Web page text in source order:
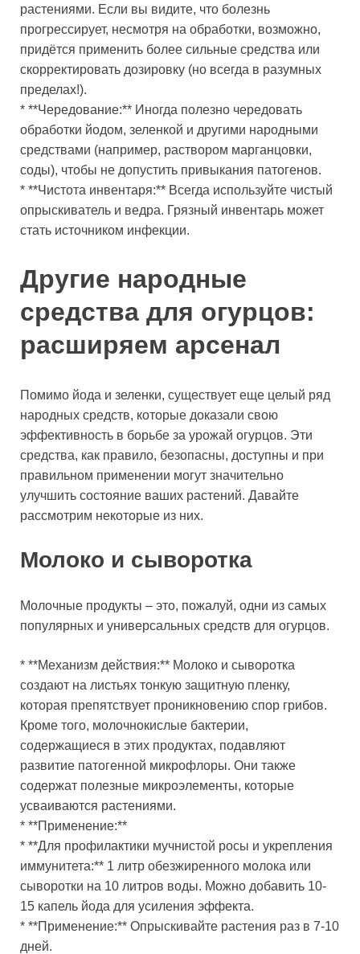
растениями. Если вы видите, что болезнь
прогрессирует, несмотря на обработки, возможно,
придётся применить более сильные средства или
скорректировать дозировку (но всегда в разумных
пределах!).
* **Чередование:** Иногда полезно чередовать
обработки йодом, зеленкой и другими народными
средствами (например, раствором марганцовки,
соды), чтобы не допустить привыкания патогенов.
* **Чистота инвентаря:** Всегда используйте чистый
опрыскиватель и ведра. Грязный инвентарь может
стать источником инфекции.
Другие народные
средства для огурцов:
расширяем арсенал
Помимо йода и зеленки, существует еще целый ряд
народных средств, которые доказали свою
эффективность в борьбе за урожай огурцов. Эти
средства, как правило, безопасны, доступны и при
правильном применении могут значительно
улучшить состояние ваших растений. Давайте
рассмотрим некоторые из них.
Молоко и сыворотка
Молочные продукты – это, пожалуй, одни из самых
популярных и универсальных средств для огурцов.
* **Механизм действия:** Молоко и сыворотка
создают на листьях тонкую защитную пленку,
которая препятствует проникновению спор грибов.
Кроме того, молочнокислые бактерии,
содержащиеся в этих продуктах, подавляют
развитие патогенной микрофлоры. Они также
содержат полезные микроэлементы, которые
усваиваются растениями.
* **Применение:**
* **Для профилактики мучнистой росы и укрепления
иммунитета:** 1 литр обезжиренного молока или
сыворотки на 10 литров воды. Можно добавить 10-
15 капель йода для усиления эффекта.
* **Применение:** Опрыскивайте растения раз в 7-10
дней.